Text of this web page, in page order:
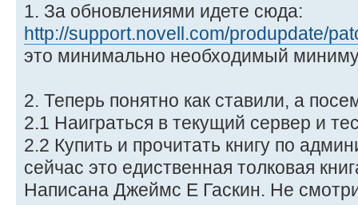
1. За обновлениями идете сюда:
http://support.novell.com/produpdate/
это минимально необходимый
2. Теперь понятно как ставили, а
2.1 Наиграться в текущий сервер и
2.2 Купить и прочитать книгу по
сейчас это едиственная толковая
Написана Джеймс Е Гаскин. Не